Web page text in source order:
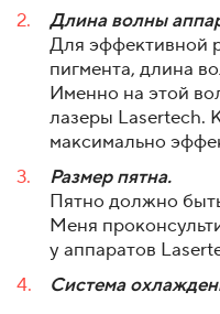
Длина волны
Для эффективной
пигмента, длина
Именно на этой
лазеры Lasertech.
максимально
Размер пятна.
Пятно должно
Меня
у аппаратов
Система